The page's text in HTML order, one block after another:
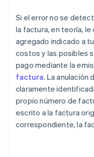
Si el error no se
la factura, en teoría,
agregado indicado a
costos y las posibles
pago mediante la
factura. La anulación
claramente
propio número de
escrito a la factura
correspondiente, la